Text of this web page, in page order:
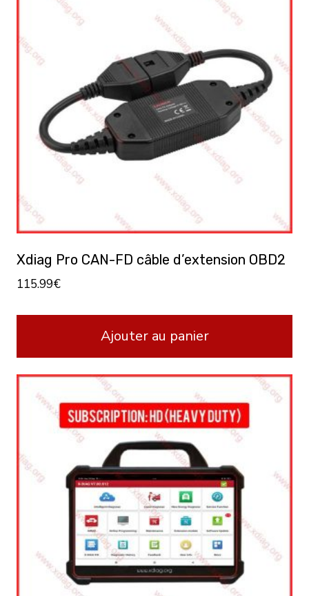
plusieurs
variations.
Les
peuvent
être
choisies
la
page
du
produit
Xdiag Pro CAN-FD câble d’extension OBD2
115.99€
Ajouter au panier